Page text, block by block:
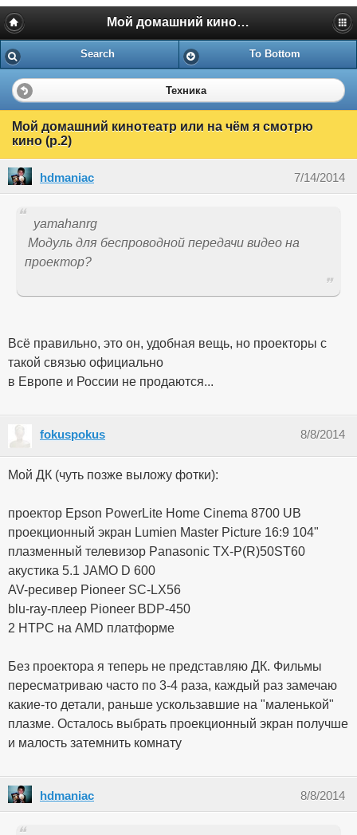
Мой домашний кинотеатр или на чём я смотрю кино
Search To Bottom
Техника
Мой домашний кинотеатр или на чём я смотрю
кино (p.2)
7/14/2014
hdmaniac
yamahanrg
Модуль для беспроводной передачи видео на
проектор?
Всё правильно, это он, удобная вещь, но проекторы с
такой связью официально
в Европе и России не продаются...
8/8/2014
fokuspokus
Мой ДК (чуть позже выложу фотки):
проектор Epson PowerLite Home Cinema 8700 UB
проекционный экран Lumien Master Picture 16:9 104"
плазменный телевизор Panasonic TX-P(R)50ST60
акустика 5.1 JAMO D 600
AV-ресивер Pioneer SC-LX56
blu-ray-плеер Pioneer BDP-450
2 HTPC на AMD платформе
Без проектора я теперь не представляю ДК. Фильмы
пересматриваю часто по 3-4 раза, каждый раз замечаю
какие-то детали, раньше ускользавшие на "маленькой"
плазме. Осталось выбрать проекционный экран получше
и малость затемнить комнату
8/8/2014
hdmaniac